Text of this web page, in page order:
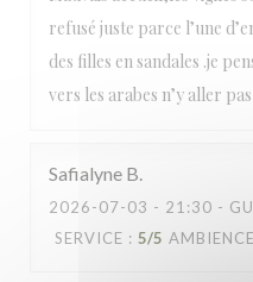
refusé juste parce l’une
des filles en sandales .je
vers les arabes n’y aller
Safialyne B
2026-07-03 - 21:30 -
SERVICE : 5/5 AMBIENCE